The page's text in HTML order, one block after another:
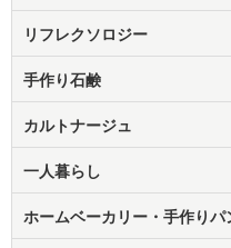
リフレクソロジー
手作り石鹸
カルトナージュ
一人暮らし
ホームベーカリー・手作りパ